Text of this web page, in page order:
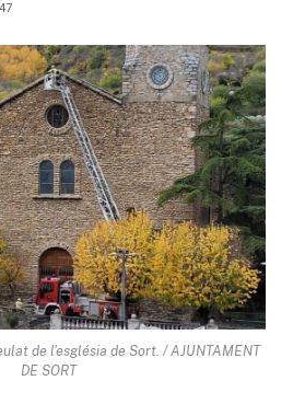
de l'església de Sort. / AJUNTAMENT
DE SORT